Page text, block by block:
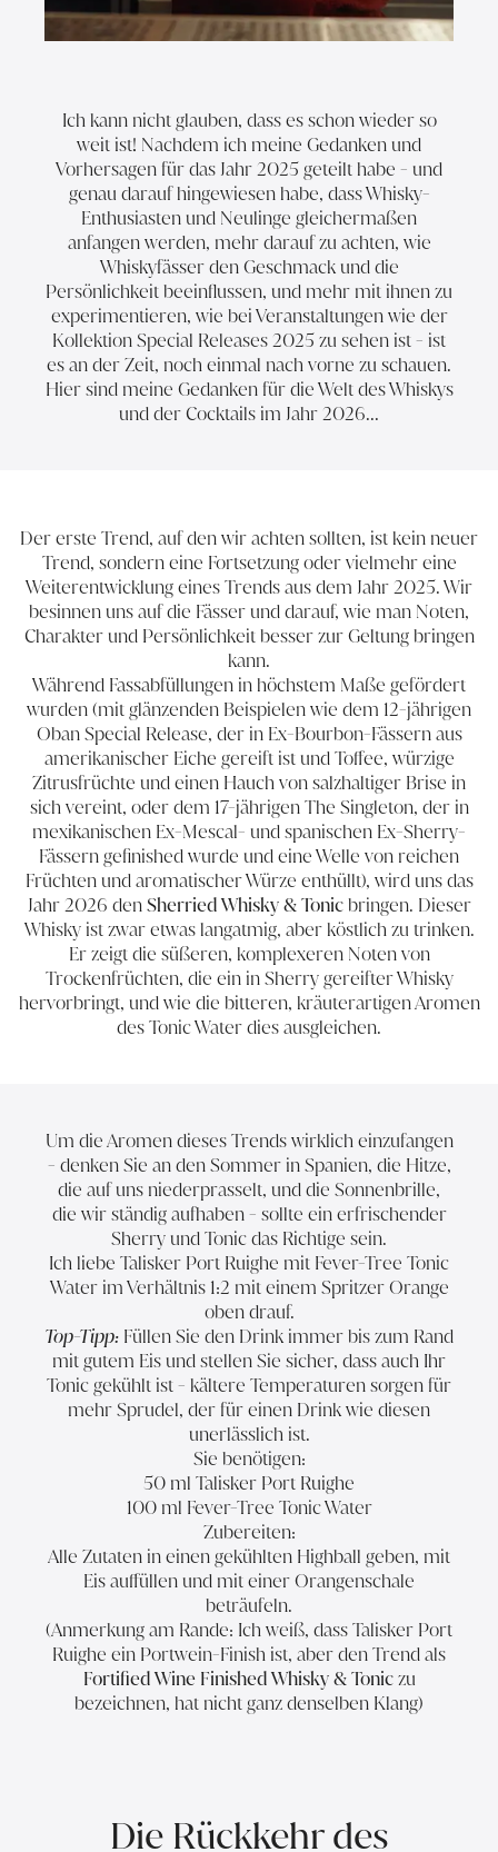
Ich kann nicht glauben, dass es schon wieder so
weit ist! Nachdem ich meine Gedanken und
Vorhersagen für das Jahr 2025 geteilt habe - und
genau darauf hingewiesen habe, dass Whisky-
Enthusiasten und Neulinge gleichermaßen
anfangen werden, mehr darauf zu achten, wie
Whiskyfässer den Geschmackund die
Persönlichkeitbeeinflussen, und mehr mit ihnen zu
experimentieren, wie bei Veranstaltungen wie der
Kollektion Special Releases 2025zu sehen ist - ist
es an der Zeit, noch einmal nach vorne zu schauen.
Hier sind meine Gedanken für die Welt des Whiskys
und der Cocktails im Jahr 2026...
Der erste Trend, auf den wir achten sollten, ist kein neuer
Trend, sondern eine Fortsetzung oder vielmehr eine
Weiterentwicklung eines Trends aus dem Jahr 2025. Wir
besinnen uns auf die Fässer und darauf, wie man Noten,
Charakter und Persönlichkeit besser zur Geltung bringen
kann.
Während Fassabfüllungen in höchstem Maße gefördert
wurden (mit glänzenden Beispielen wie dem 12-jährigen
Oban Special Release, der in Ex-Bourbon-Fässern aus
amerikanischer Eiche gereift ist und Toffee, würzige
Zitrusfrüchte und einen Hauch von salzhaltiger Brise in
sich vereint, oder dem 17-jährigen The Singleton, der in
mexikanischen Ex-Mescal- und spanischen Ex-Sherry-
Fässern gefinished wurde und eine Welle von reichen
Früchten und aromatischer Würze enthüllt), wird uns das
Jahr 2026 denSherried Whisky & Tonicbringen. Dieser
Whisky ist zwar etwas langatmig, aber köstlich zu trinken.
Er zeigt die süßeren, komplexeren Noten von
Trockenfrüchten, die ein in Sherry gereifter Whisky
hervorbringt, und wie die bitteren, kräuterartigen Aromen
des Tonic Water dies ausgleichen.
Um die Aromen dieses Trends wirklich einzufangen
- denken Sie an den Sommer in Spanien, die Hitze,
die auf uns niederprasselt, und die Sonnenbrille,
die wir ständig aufhaben - sollte ein erfrischender
Sherry und Tonic das Richtige sein.
Ich liebe Talisker Port Ruighe mit Fever-Tree Tonic
Water im Verhältnis 1:2 mit einem Spritzer Orange
oben drauf.
Top-Tipp: Füllen Sie den Drink immer bis zum Rand
mit gutem Eis und stellen Sie sicher, dass auch Ihr
Tonic gekühlt ist - kältere Temperaturen sorgen für
mehr Sprudel, der für einen Drink wie diesen
unerlässlich ist.
Sie benötigen:
50 ml Talisker Port Ruighe
100 ml Fever-Tree Tonic Water
Zubereiten:
Alle Zutaten in einen gekühlten Highball geben, mit
Eis auffüllen und mit einer Orangenschale
beträufeln.
(Anmerkung am Rande: Ich weiß, dass Talisker Port
Ruighe ein Portwein-Finish ist, aber den Trend als
Fortified Wine Finished Whisky & Toniczu
bezeichnen, hat nicht ganz denselben Klang)
Die Rückkehr des